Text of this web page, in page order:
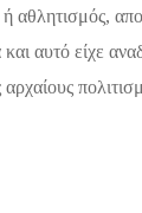
αθλητισμός,
αυτό είχε
αρχαίους